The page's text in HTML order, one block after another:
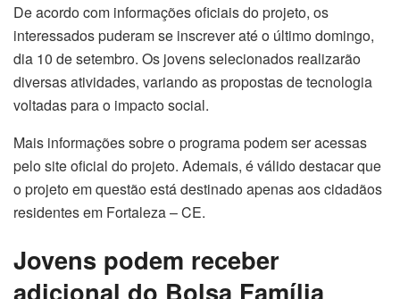
De acordo com informações oficiais do projeto, os
interessados puderam se inscrever até o último domingo,
dia 10 de setembro. Os jovens selecionados realizarão
diversas atividades, variando as propostas de tecnologia
voltadas para o impacto social.
Mais informações sobre o programa podem ser acessas
pelo site oficial do projeto. Ademais, é válido destacar que
o projeto em questão está destinado apenas aos cidadãos
residentes em Fortaleza – CE.
Jovens podem receber
adicional do Bolsa Família